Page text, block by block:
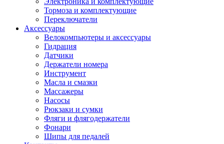
Тормоза и комплектующие
Переключатели
Аксессуары
Велокомпьютеры и аксессуары
Гидрация
Датчики
Держатели номера
Инструмент
Масла и смазки
Массажеры
Насосы
Рюкзаки и сумки
Фляги и флягодержатели
Фонари
Шипы для педалей